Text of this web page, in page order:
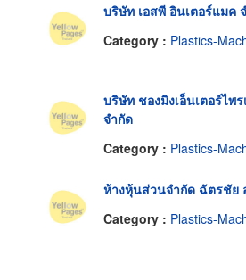
บริษัท เอสพี อินเตอร์แมค
Category : Plastics-
บริษัท ชองมิงเอ็นเตอร์ไพ
จำกัด
Category : Plastics-
ห้างหุ้นส่วนจำกัด ฉัตรชัย
Category : Plastics-